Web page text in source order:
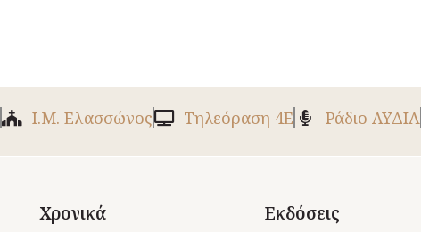
Ι.Μ. Ελασσώνος Tηλεόραση 4Ε Ράδιο ΛΥΔΙΑ
Χρονικά Εκδόσεις